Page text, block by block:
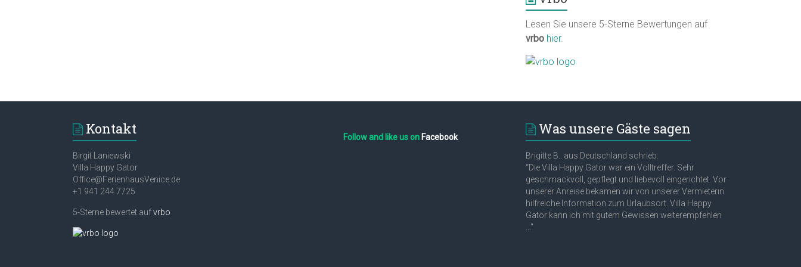
Lesen Sie unsere 5-Sterne Bewertungen auf
vrbo hier.
Kontakt
Birgit Laniewski
Villa Happy Gator
Office@FerienhausVenice.de
+1 941 244 7725
5-Sterne bewertet aufvrbo
Follow and like us on Facebook Was unsere Gäste sagen
Brigitte B.. aus Deutschland schrieb:
“Die Villa Happy Gator war ein Volltreffer. Sehr
geschmackvoll, gepflegt und liebevoll eingerichtet. Vor
unserer Anreise bekamen wir von unserer Vermieterin
hilfreiche Information zum Urlaubsort. Villa Happy
Gator kann ich mit gutem Gewissen weiterempfehlen
..."